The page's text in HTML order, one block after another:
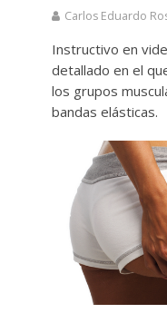
Carlos Eduardo
Instructivo en
detallado en el
los grupos
bandas elásticas.